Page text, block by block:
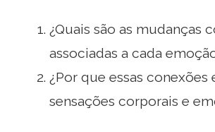
¿Quais são as mudanças
associadas a cada
¿Por que essas conexões
sensações corporais e